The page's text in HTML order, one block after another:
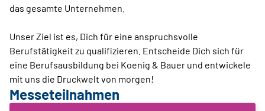
das gesamte Unternehmen.
Unser Ziel ist es, Dich für eine anspruchsvolle
Berufstätigkeit zu qualifizieren. Entscheide Dich sich für
eine Berufsausbildung bei Koenig & Bauer und entwickele
mit uns die Druckwelt von morgen!
Messeteilnahmen